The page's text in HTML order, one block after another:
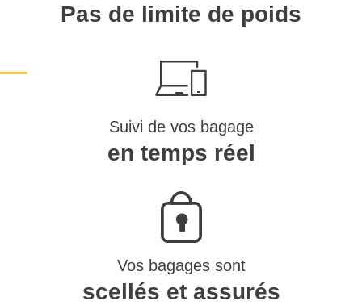
Pas de limite de poids
Suivi de vos bagage
en temps réel
Vos bagages sont
scellés et assurés